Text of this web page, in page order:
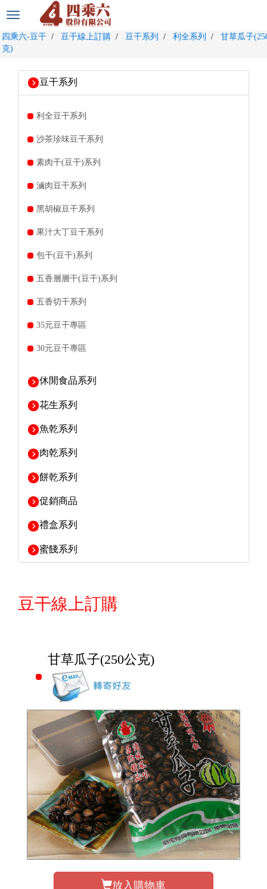
選
切
四乘六-豆干 豆干線上訂購 豆干系列 利全系列
甘草瓜子
克)
豆干系列
利全豆干系列
沙茶珍味豆干系列
素肉干(豆干)系列
滷肉豆干系列
黑胡椒豆干系列
果汁大丁豆干系列
包干(豆干)系列
五香層層干(豆干)系列
五香切干系列
35元豆干專區
30元豆干專區
休閒食品系列
花生系列
魚乾系列
肉乾系列
餅乾系列
促銷商品
禮盒系列
蜜餞系列
豆干線上訂購
甘草瓜子(250公克)
放入購物車